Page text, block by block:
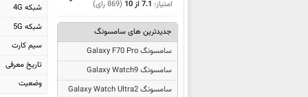
امتیاز: 7.1از10
(
869رای)
جدیدترین های سامسونگ
سامسونگ Galaxy F70 Pro
سامسونگ Galaxy Watch9
سامسونگ Galaxy Watch Ultra2
شبکه 4G
شبکه 5G
سیم کارت
تاریخ معرفی
وضعیت